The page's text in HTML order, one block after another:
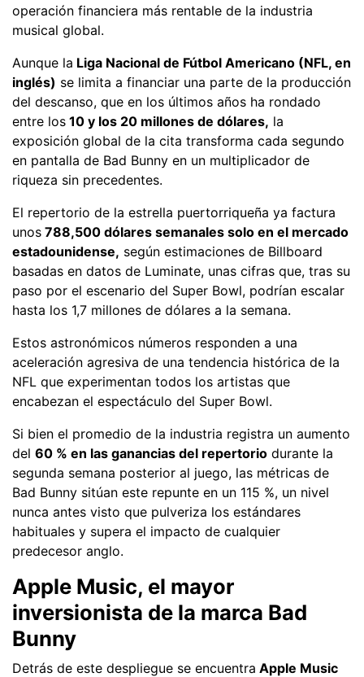
operación financiera más rentable de la industria
musical global.
Aunque la Liga Nacional de Fútbol Americano (NFL, en
inglés) se limita a financiar una parte de la producción
del descanso, que en los últimos años ha rondado
entre los 10 y los 20 millones de dólares, la
exposición global de la cita transforma cada segundo
en pantalla de Bad Bunny en un multiplicador de
riqueza sin precedentes.
El repertorio de la estrella puertorriqueña ya factura
unos 788,500 dólares semanales solo en el mercado
estadounidense, según estimaciones de Billboard
basadas en datos de Luminate, unas cifras que, tras su
paso por el escenario del Super Bowl, podrían escalar
hasta los 1,7 millones de dólares a la semana.
Estos astronómicos números responden a una
aceleración agresiva de una tendencia histórica de la
NFL que experimentan todos los artistas que
encabezan el espectáculo del Super Bowl.
Si bien el promedio de la industria registra un aumento
del 60 % en las ganancias del repertorio durante la
segunda semana posterior al juego, las métricas de
Bad Bunny sitúan este repunte en un 115 %, un nivel
nunca antes visto que pulveriza los estándares
habituales y supera el impacto de cualquier
predecesor anglo.
Apple Music, el mayor
inversionista de la marca Bad
Bunny
Detrás de este despliegue se encuentra Apple Music